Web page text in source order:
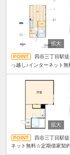
四谷三丁目駅
っ越し♪インターネット
四谷三丁目駅
ネット無料☆定期借家契